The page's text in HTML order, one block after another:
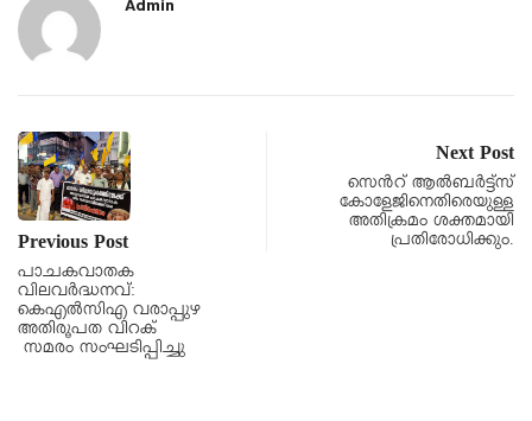
Previous Post
പാചകവാതക
വിലവർദ്ധനവ്:
കെഎൽസിഎ വരാപ്പുഴ
അതിരൂപത വിറക്
സമരം സംഘടിപ്പിച്ചു
Next Post
സെൻറ് ആൽബർട്ട്സ്
കോളേജിനെതിരെയുള്ള
അതിക്രമം ശക്തമായി
പ്രതിരോധിക്കും.